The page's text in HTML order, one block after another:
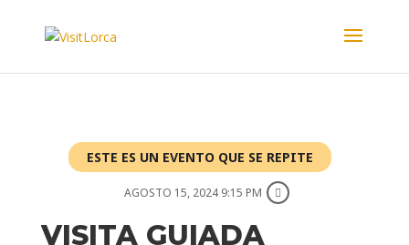
ESTE ES UN EVENTO QUE SE REPITE
AGOSTO 15, 2024 9:15 PM
VISITA GUIADA